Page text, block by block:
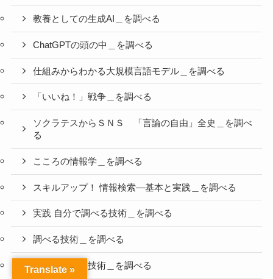
教養としての生成AI＿を調べる
ChatGPTの頭の中＿を調べる
仕組みからわかる大規模言語モデル＿を調べる
「いいね！」戦争＿を調べる
ソクラテスからＳＮＳ 「言論の自由」全史＿を調べ
る
こころの情報学＿を調べる
スキルアップ！ 情報検索―基本と実践＿を調べる
実践 自分で調べる技術＿を調べる
調べる技術＿を調べる
もっと調べる技術＿を調べる
Translate »